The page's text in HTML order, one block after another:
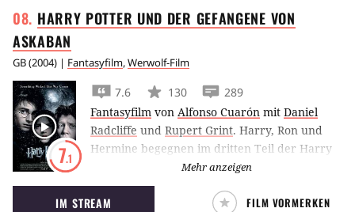
HARRY POTTER UND DER GEFANGENE VON
ASKABAN
GB(2004) | Fantasyfilm,Werwolf-Film
7.1
7.6 130
289
Fantasyfilm von Alfonso Cuarón mit Daniel
Radcliffe und Rupert Grint. Harry, Ron und
Hermine begegnen im dritten Teil der Harry
Potter-Saga dem ‘Gefangenen von Askaban’
Gary Oldman. Dieser war in den Mord an
Harrys Eltern verwickelt flieht eines Tages aus
Mehr anzeigen
IM STREAM FILM VORMERKEN